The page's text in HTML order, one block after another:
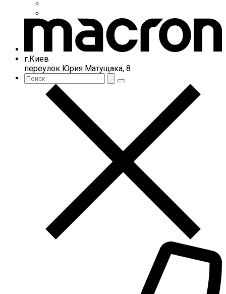
г.Киев
переулок Юрия Матущака, 8